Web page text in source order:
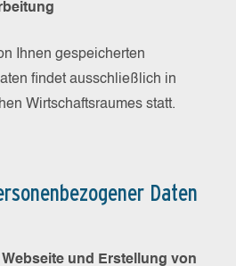
Ihnen gespeicherten
findet ausschließlich in
Wirtschaftsraumes statt.
Daten
und Erstellung von